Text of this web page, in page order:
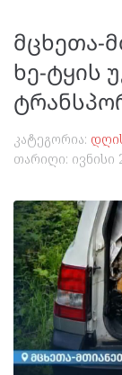
მცხეთა-
ხე-ტყის
კატეგორია:
თარიღი: ივნისი